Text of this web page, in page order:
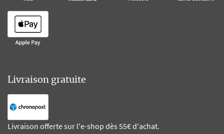
Livraison gratuite
Livraison offerte sur l'e-shop dès 55€ d'achat.